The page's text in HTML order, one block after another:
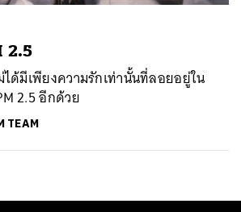
2.5
ได้มีเพียงความรักเท่านั้นที่ลอยอยู่ใน
2.5 อีกด้วย
TEAM